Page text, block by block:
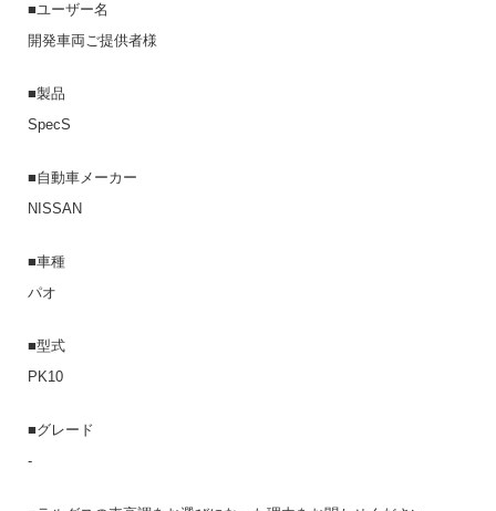
■ユーザー名
開発車両ご提供者様
■製品
SpecS
■自動車メーカー
NISSAN
■車種
パオ
■型式
PK10
■グレード
-